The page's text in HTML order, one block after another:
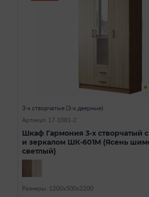
3-х створчатые (3-х дверные)
Артикул: 17-1081-2
Шкаф Гармония 3-х створчатый
и зеркалом ШК-601М (Ясень
светлый)
Размеры: 1200х500х2200